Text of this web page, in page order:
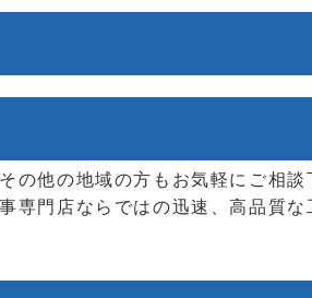
他の地域の方もお気軽にご相談
専門店ならではの迅速、高品質な